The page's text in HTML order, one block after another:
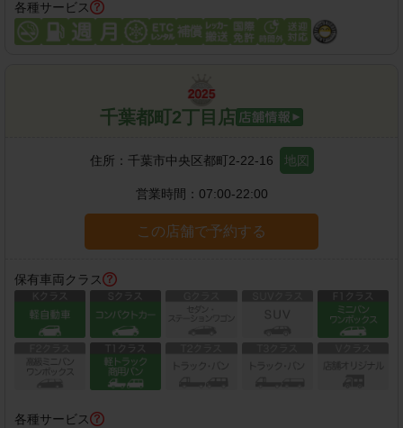
各種サービス
千葉都町2丁目店
住所： 千葉市中央区都町2-22-16 地図
営業時間： 07:00-22:00
この店舗で予約する
保有車両クラス
各種サービス